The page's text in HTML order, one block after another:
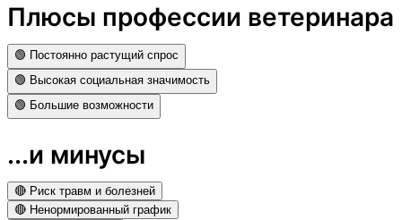
Плюсы профессии ветеринара
🟢 Постоянно растущий спрос
🟢 Высокая социальная значимость
🟢 Большие возможности
...и минусы
🔴 Риск травм и болезней
🔴 Ненормированный график